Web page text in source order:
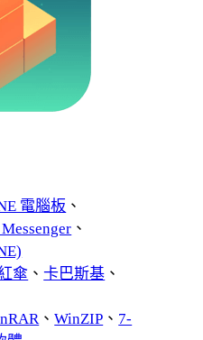
電腦板 、
、
傘 、卡巴斯基 、
、WinZIP 、 7-